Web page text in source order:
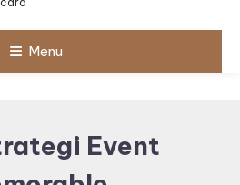
Menu
Event